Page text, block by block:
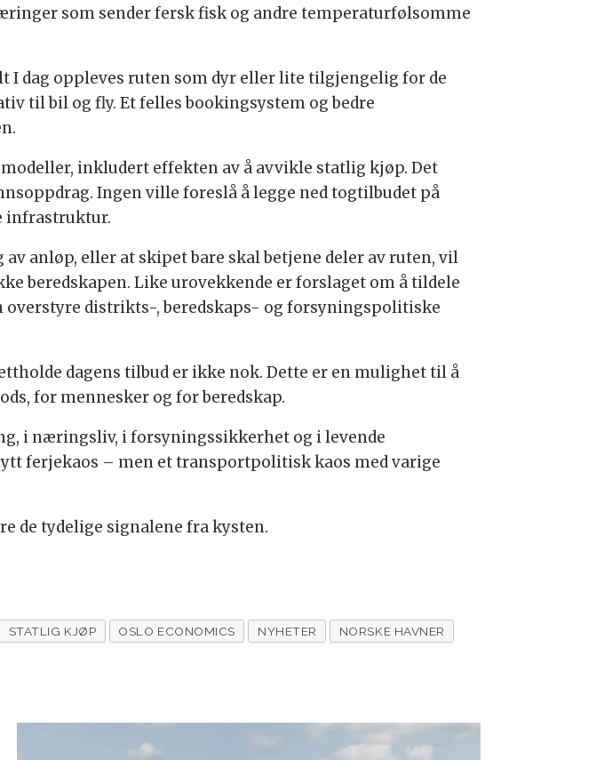
som sender fersk fisk og andre temperaturfølsomme
I dag oppleves ruten som dyr eller lite tilgjengelig for de
til bil og fly. Et felles bookingsystem og bedre
inkludert effekten av å avvikle statlig kjøp. Det
Ingen ville foreslå å legge ned togtilbudet på
infrastruktur.
anløp, eller at skipet bare skal betjene deler av ruten, vil
beredskapen. Like urovekkende er forslaget om å tildele
distrikts-, beredskaps- og forsyningspolitiske
dagens tilbud er ikke nok. Dette er en mulighet til å
for mennesker og for beredskap.
i næringsliv, i forsyningssikkerhet og i levende
ferjekaos – men et transportpolitisk kaos med varige
de tydelige signalene fra kysten.
STATLIG KJØP OSLO ECONOMICS NYHETER
NORSKE HAVNER